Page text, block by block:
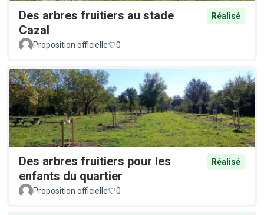
Des arbres fruitiers au stade
Cazal
Réalisé
Proposition officielle 0
Des arbres fruitiers pour les
enfants du quartier
Réalisé
Proposition officielle 0